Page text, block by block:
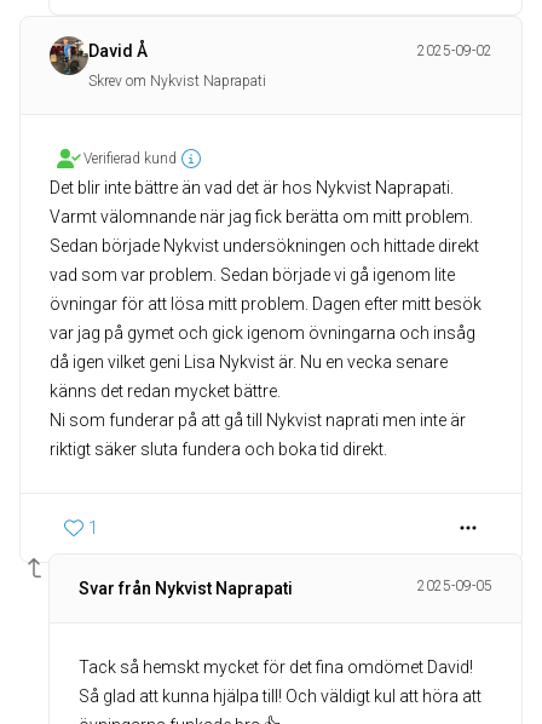
David Å
2025-09-02
Skrev om Nykvist Naprapati
Verifierad kund
Det blir inte bättre än vad det är hos Nykvist Naprapati.
Varmt välomnande när jag fick berätta om mitt problem.
Sedan började Nykvist undersökningen och hittade direkt
vad som var problem. Sedan började vi gå igenom lite
övningar för att lösa mitt problem. Dagen efter mitt besök
var jag på gymet och gick igenom övningarna och insåg
då igen vilket geni Lisa Nykvist är. Nu en vecka senare
känns det redan mycket bättre.
Ni som funderar på att gå till Nykvist naprati men inte är
riktigt säker sluta fundera och boka tid direkt.
1
Svar från Nykvist Naprapati 2025-09-05
Tack så hemskt mycket för det fina omdömet David!
Så glad att kunna hjälpa till! Och väldigt kul att höra att